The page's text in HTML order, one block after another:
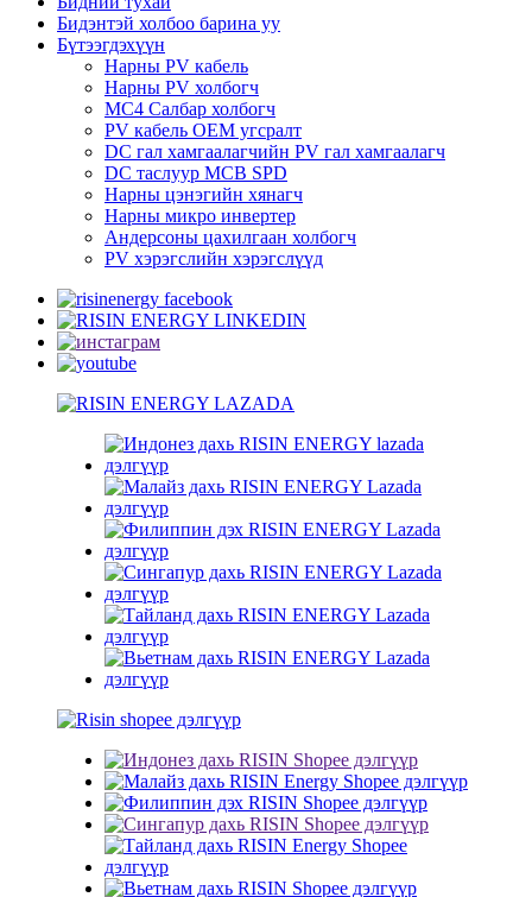
Бидэнтэй холбоо барина уу
Бүтээгдэхүүн
Нарны PV кабель
Нарны PV холбогч
MC4 Салбар холбогч
PV кабель OEM угсралт
DC гал хамгаалагчийн PV гал хамгаалагч
DC таслуур MCB SPD
Нарны цэнэгийн хянагч
Нарны микро инвертер
Андерсоны цахилгаан холбогч
PV хэрэгслийн хэрэгслүүд